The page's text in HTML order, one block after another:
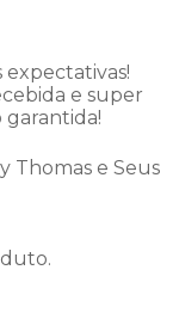
e super
garantida!
Thomas e Seus